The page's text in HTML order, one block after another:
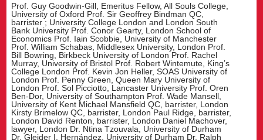
Prof. Guy Goodwin-Gill, Emeritus Fellow, All Souls College,
University of Oxford Prof. Sir Geoffrey Bindman QC,
barrister ; University College London and London South
Bank University Prof. Conor Gearty, London School of
Economics Prof. Iain Scobbie, University of Manchester
Prof. William Schabas, Middlesex University, London Prof.
Bill Bowring, Birkbeck University of London Prof. Rachel
Murray, University of Bristol Prof. Robert Wintemute, King’s
College London Prof. Kevin Jon Heller, SOAS University of
London Prof. Penny Green, Queen Mary University of
London Prof. Sol Picciotto, Lancaster University Prof. Oren
Ben-Dor, University of Southampton Prof. Wade Mansell,
University of Kent Michael Mansfield QC, barrister, London
Kirsty Brimelow QC, barrister, London Paul Ridge, barrister,
London David Renton, barrister, London Daniel Machover,
lawyer, London Dr. Ntina Tzouvala, University of Durham
Dr. Gleider I. Hernández, University of Durham Dr. Ralph